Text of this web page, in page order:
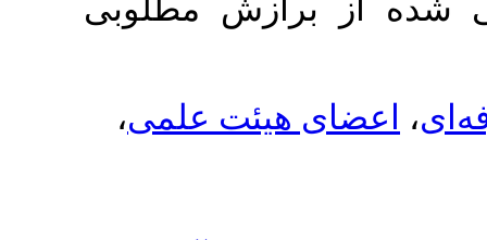
برازش مطلوبی
هیئت علمی،